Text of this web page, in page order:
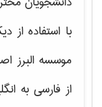
با استفاده
موسسه البرز
از فارسی به